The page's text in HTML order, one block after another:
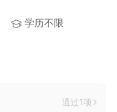
学历不限
通过1项